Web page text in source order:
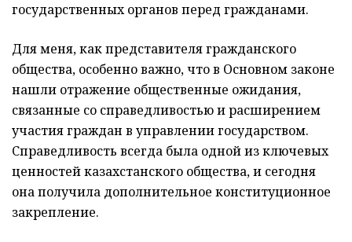
государственных органов перед гражданами.
Для меня, как представителя гражданского
общества, особенно важно, что в Основном законе
нашли отражение общественные ожидания,
связанные со справедливостью и расширением
участия граждан в управлении государством.
Справедливость всегда была одной из ключевых
ценностей казахстанского общества, и сегодня
она получила дополнительное конституционное
закрепление.